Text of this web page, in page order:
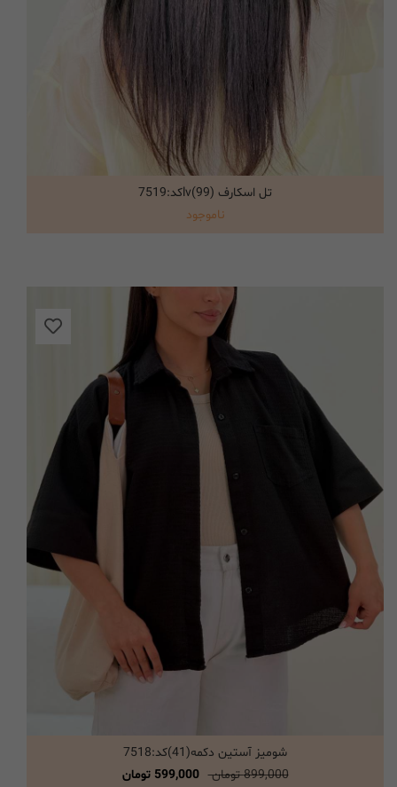
انتخاب گزینه هاتل اسکارف lv(99)کد:7519
ناموجود
انتخاب گزینه ها
شومیز آستین دکمه(41)کد:7518
899,000 تومان
599,000 تومان